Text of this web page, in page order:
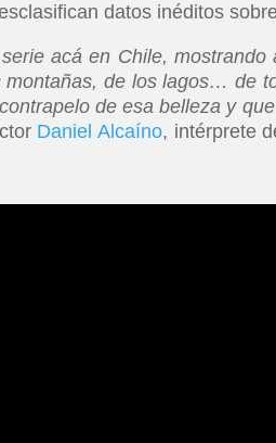
datos inéditos
acá en Chile,
de los lagos… de
de esa belleza y
Daniel Alcaíno, intérprete